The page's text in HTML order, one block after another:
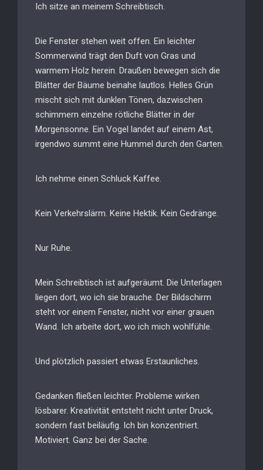
Ich sitze an meinem Schreibtisch.
Die Fenster stehen weit offen. Ein leichter
Sommerwind trägt den Duft von Gras und
warmem Holz herein. Draußen bewegen sich die
Blätter der Bäume beinahe lautlos. Helles Grün
mischt sich mit dunklen Tönen, dazwischen
schimmern einzelne rötliche Blätter in der
Morgensonne. Ein Vogel landet auf einem Ast,
irgendwo summt eine Hummel durch den Garten.
Ich nehme einen Schluck Kaffee.
Kein Verkehrslärm. Keine Hektik. Kein Gedränge.
Nur Ruhe.
Mein Schreibtisch ist aufgeräumt. Die Unterlagen
liegen dort, wo ich sie brauche. Der Bildschirm
steht vor einem Fenster, nicht vor einer grauen
Wand. Ich arbeite dort, wo ich mich wohlfühle.
Und plötzlich passiert etwas Erstaunliches.
Gedanken fließen leichter. Probleme wirken
lösbarer. Kreativität entsteht nicht unter Druck,
sondern fast beiläufig. Ich bin konzentriert.
Motiviert. Ganz bei der Sache.